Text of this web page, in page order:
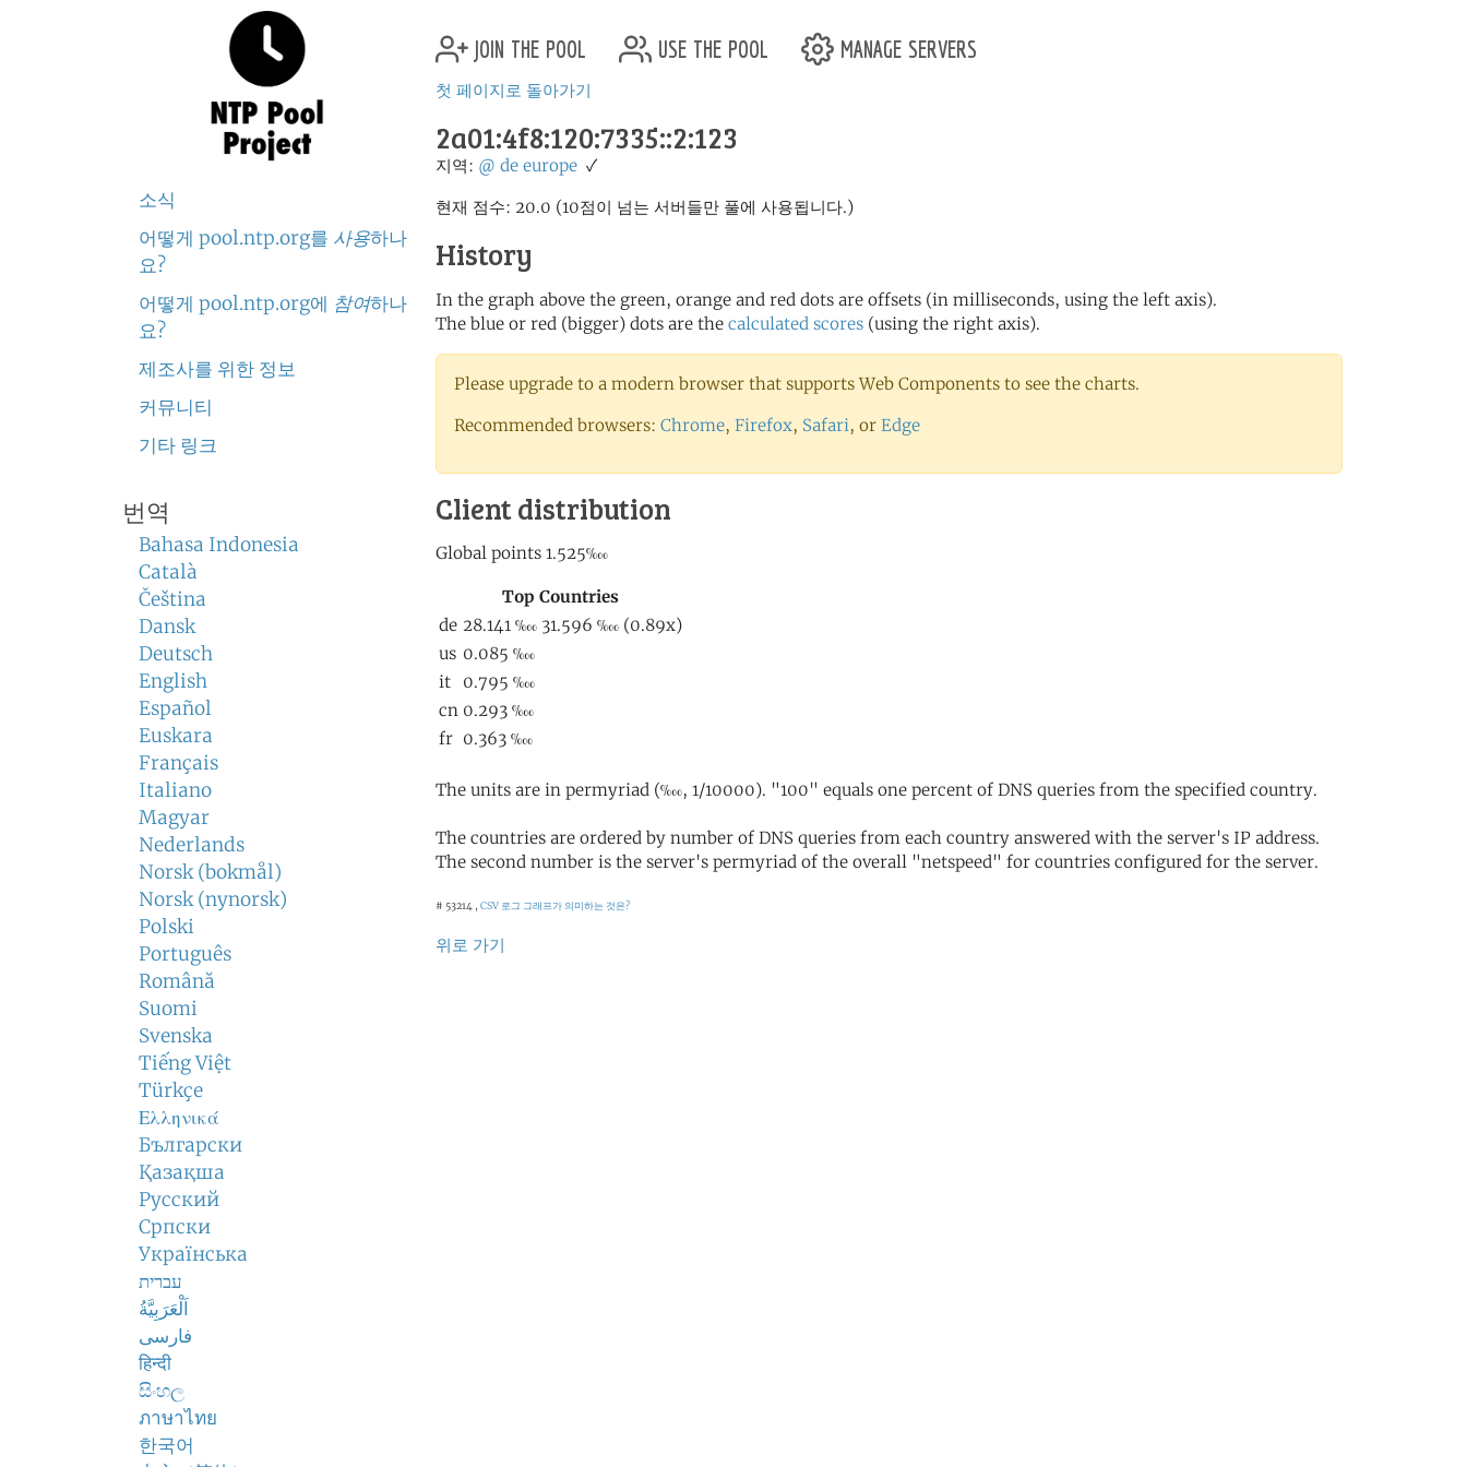
소식
어떻게 pool.ntp.org를 사용하나
요?
어떻게 pool.ntp.org에 참여하나
요?
제조사를 위한 정보
커뮤니티
기타 링크
번역
Bahasa Indonesia
Català
Čeština
Dansk
Deutsch
English
Español
Euskara
Français
Italiano
Magyar
Nederlands
Norsk (bokmål)
Norsk (nynorsk)
Polski
Português
Română
Suomi
Svenska
Tiếng Việt
Türkçe
Ελληνικά
Български
Қазақша
Русский
Српски
Українська
עברית
اَلْعَرَبِيَّةُ
فارسی
हिन्दी
සිංහල
ภาษาไทย
한국어
join the pool use the pool manage servers
첫 페이지로 돌아가기
2a01:4f8:120:7335::2:123
지역: @ de europe ✓
현재 점수: 20.0 (10점이 넘는 서버들만 풀에 사용됩니다.)
History
In the graph above the green, orange and red dots are offsets (in milliseconds, using the left axis).
The blue or red (bigger) dots are the calculated scores (using the right axis).
Please upgrade to a modern browser that supports Web Components to see the charts.
Recommended browsers: Chrome, Firefox, Safari, or Edge
Client distribution
The units are in permyriad (‱, 1/10000). "100" equals one percent of DNS queries from the specified country.
The countries are ordered by number of DNS queries from each country answered with the server's IP address.
The second number is the server's permyriad of the overall "netspeed" for countries configured for the server.
# 53214 , CSV 로그 그래프가 의미하는 것은?
위로 가기